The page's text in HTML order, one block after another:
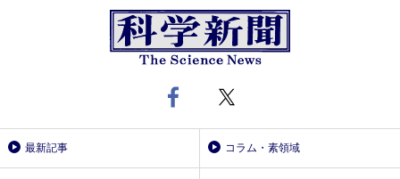
最新記事 コラム・素領域